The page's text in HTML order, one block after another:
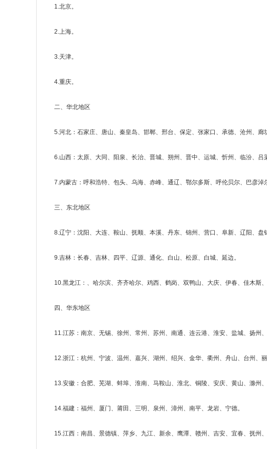
1.北京。
2.上海。
3.天津。
4.重庆。
二、华北地区
5.河北：石家庄、唐山、秦皇岛、邯郸、邢台、保定、张家口、承德、沧州、廊
6.山西：太原、大同、阳泉、长治、晋城、朔州、晋中、运城、忻州、临汾、吕
7.内蒙古：呼和浩特、包头、乌海、赤峰、通辽、鄂尔多斯、呼伦贝尔、巴彦淖
三、东北地区
8.辽宁：沈阳、大连、鞍山、抚顺、本溪、丹东、锦州、营口、阜新、辽阳、盘
9.吉林：长春、吉林、四平、辽源、通化、白山、松原、白城、延边。
10.黑龙江：、哈尔滨、齐齐哈尔、鸡西、鹤岗、双鸭山、大庆、伊春、佳木斯
四、华东地区
11.江苏：南京、无锡、徐州、常州、苏州、南通、连云港、淮安、盐城、扬州
12.浙江：杭州、宁波、温州、嘉兴、湖州、绍兴、金华、衢州、舟山、台州、丽
13.安徽：合肥、芜湖、蚌埠、淮南、马鞍山、淮北、铜陵、安庆、黄山、滁州
14.福建：福州、厦门、莆田、三明、泉州、漳州、南平、龙岩、宁德。
15.江西：南昌、景德镇、萍乡、九江、新余、鹰潭、赣州、吉安、宜春、抚州、